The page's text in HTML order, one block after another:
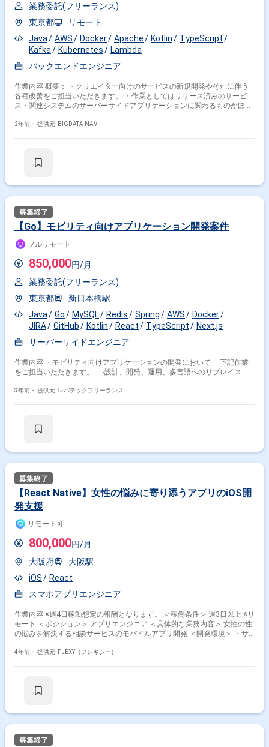
業務委託(フリーランス)
東京都
リモート
Java
AWS Docker Apache Kotlin
TypeScript
Kafka
Kubernetes
Lambda
バックエンドエンジニア
作業内容 概要： ・クリエイター向けのサービスの新規開発やそれに伴う
各種改善をご担当いただきます。 ・作業としてはリリース済みのサービ
ス・関連システムのサーバーサイドアプリケーションに関わるものがほと
様々なサービスに触れることが可能です。 ・今後新しい”インフラ”になり
ーションをとり、自主的に意見を出そうとするマインド ・スピード感を持
Typescript(Next.js, Tailwind CSS, nx) バックエンド：kotlin(Ktor, Ruby on
Rails, Quarkus) その他：AWS - EKS, S3, Route53, ParameterStore、GCP -
Compute, Cloud Run, Storage Github Actions, Sentry, Datadog, IntelliJ
IDEA Ultimate, Github Copilot MySQL, MongoDB, Redis(データキャッシュ
用), BigQuery(データ分析用)
2年前・ 提供元: BIGDATA NAVI
【Go】モビリティ向けアプリケーション開発案件
フルリモート
850,000円/月
業務委託(フリーランス)
東京都
新日本橋駅
Java
Go MySQL Redis Spring AWS
Docker
JIRA
GitHub Kotlin React TypeScript
Next.js
サーバーサイドエンジニア
作業内容 ・モビリティ向けアプリケーションの開発において 下記作業
をご担当いただきます。 -設計、開発、運用、多言語へのリプレイス
3年前・ 提供元: レバテックフリーランス
【React Native】女性の悩みに寄り添うアプリのiOS開
発支援
リモート可
800,000円/月
大阪府
大阪駅
iOS
React
スマホアプリエンジニア
作業内容 ※週4日稼動想定の報酬となります。 ＜稼働条件＞ 週3日以上 ※リ
モート ＜ポジション＞ アプリエンジニア ＜具体的な業務内容＞ 女性の性
の悩みを解決する相談サービスのモバイルアプリ開発 ＜開発環境＞ ・サ
MySQL, Redis ・フロントエンド: React.js, Next.js, TypeScript ・インフラ:
ドキュメント管理: esa ・リポジトリ管理: GitHub
4年前・ 提供元: FLEXY（フレキシー）